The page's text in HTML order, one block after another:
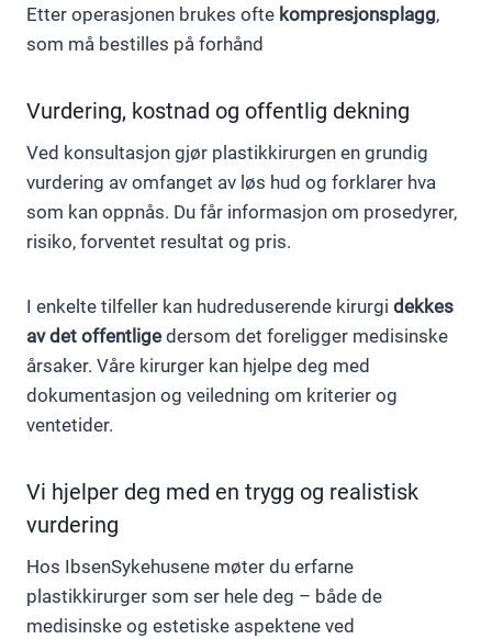
Etter operasjonen brukes ofte kompresjonsplagg,
som må bestilles på forhånd
Vurdering, kostnad og offentlig dekning
Ved konsultasjon gjør plastikkirurgen en grundig
vurdering av omfanget av løs hud og forklarer hva
som kan oppnås. Du får informasjon om prosedyrer,
risiko, forventet resultat og pris.
I enkelte tilfeller kan hudreduserende kirurgi dekkes
av det offentlige dersom det foreligger medisinske
årsaker. Våre kirurger kan hjelpe deg med
dokumentasjon og veiledning om kriterier og
ventetider.
Vi hjelper deg med en trygg og realistisk
vurdering
Hos IbsenSykehusene møter du erfarne
plastikkirurger som ser hele deg – både de
medisinske og estetiske aspektene ved